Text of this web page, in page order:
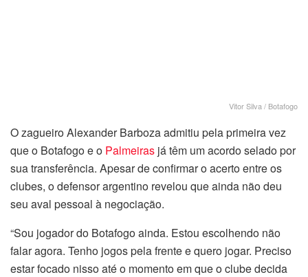
Vitor Silva / Botafogo
O zagueiro Alexander Barboza admitiu pela primeira vez
que o Botafogo e o Palmeiras já têm um acordo selado por
sua transferência. Apesar de confirmar o acerto entre os
clubes, o defensor argentino revelou que ainda não deu
seu aval pessoal à negociação.
“Sou jogador do Botafogo ainda. Estou escolhendo não
falar agora. Tenho jogos pela frente e quero jogar. Preciso
estar focado nisso até o momento em que o clube decida